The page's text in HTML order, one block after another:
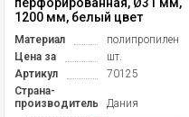
1200 мм, белый цвет
Материал
полипропилен
Цена за
шт.
Артикул
70125
Страна-
производитель
Дания